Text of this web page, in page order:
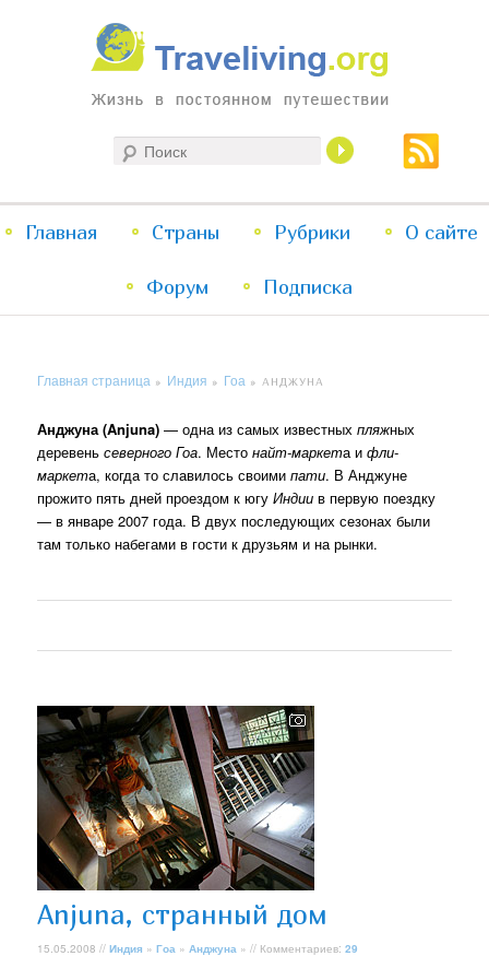
Traveliving
Жизнь в постоянном путешествии
меню
Перейти
к
Перейти
к
Главная Страны Рубрики О сайте
Форум Подписка
Главная страница » Индия » Гоа » АНДЖУНА
Анджуна (Anjuna) — одна из самых известныхпляжных
деревеньсеверного Гоа. Местонайт-маркета ифли-
маркета, когда то славилось своимипати. В Анджуне
прожито пять дней проездом к югуИндии в первую поездку
— в январе 2007 года. В двух последующих сезонах были
там только набегами в гости к друзьям и на рынки.
Anjuna, странный дом
15.05.2008 //Индия »Гоа »Анджуна » // Комментариев:29